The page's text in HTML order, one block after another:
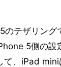
のテザリン
5側の設
て、iPad